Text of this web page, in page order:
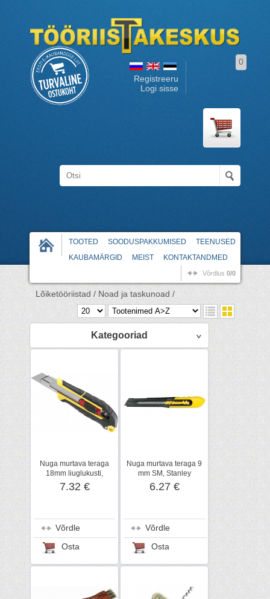
Registreeru
Logi sisse
0
TOOTED SOODUSPAKKUMISED
TEENUSED
KAUBAMÄRGID
MEIST KONTAKTANDMED
Võrdlus 0/0
Lõiketööriistad / Noad ja taskunoad /
Kategooriad
Nuga murtava teraga
18mm liuglukusti,
Stanley
7.32 €
Võrdle
Osta
Nuga murtava teraga 9
mm SM, Stanley
6.27 €
Võrdle
Osta